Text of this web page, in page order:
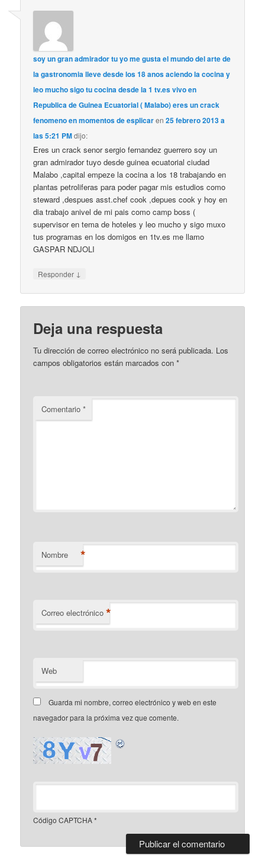
soy un gran admirador tu yo me gusta el mundo del arte de
la gastronomia lleve desde los 18 anos aciendo la cocina y
leo mucho sigo tu cocina desde la 1 tv.es vivo en
Republica de Guinea Ecuatorial ( Malabo) eres un crack
fenomeno en momentos de esplicaren25 febrero 2013 a
las 5:21 PMdijo:
Eres un crack senor sergio fernandez guerrero soy un
gran admirador tuyo desde guinea ecuatorial ciudad
Malabo ,capital empeze la cocina a los 18 trabajando en
plantas petroliferas para poder pagar mis estudios como
steward ,despues asst.chef cook ,depues cook y hoy en
dia trabajo anivel de mi pais como camp boss (
supervisor en tema de hoteles y leo mucho y sigo muxo
tus programas en los domigos en 1tv.es me llamo
GASPAR NDJOLI
Responder ↓
Deja una respuesta
Tu dirección de correo electrónico no será publicada. Los
campos obligatorios están marcados con*
Comentario*
Nombre *
Correo electrónico *
Web
Guarda mi nombre, correo electrónico y web en este
navegador para la próxima vez que comente.
Código CAPTCHA*